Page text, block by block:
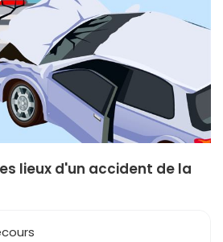
lieux d'un accident de la